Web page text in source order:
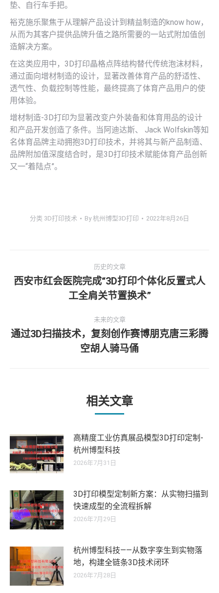
垫、自行车手把。
裕克施乐聚焦于从理解产品设计到精益制造的know how，
从而为其客户提供品牌升值之路所需要的一站式附加值创
造解决方案。
在这类应用中，3D打印晶格点阵结构替代传统泡沫材料，
通过面向增材制造的设计，显著改善体育产品的舒适性、
透气性、负载控制等性能，最终提高了体育产品用户的使
用体验。
增材制造-3D打印为显著改变户外装备和体育用品的设计
和产品开发创造了条件。当阿迪达斯、 Jack Wolfskin等知
名体育品牌主动拥抱3D打印技术，并将其与新产品制造、
品牌附加值深度结合时，是3D打印技术赋能体育产品创新
又一“着陆点”。
分类 3D打印技术 By杭州博型3D打印 2022年8月26日
章
航
历史的文章
历
史
文
章：
西安市红会医院完成“3D打印个体化反置式人
工全肩关节置换术”
未来的文章
未
来
通过3D扫描技术，复刻创作赛博朋克唐三彩腾
空胡人骑马俑
相关文章
高精度工业仿真展品模型3D打印定制-
杭州博型科技
2026年7月31日
3D打印模型定制新方案：从实物扫描到
快速成型的全流程拆解
2026年7月29日
杭州博型科技——从数字孪生到实物落
地，构建全链条3D技术闭环
2026年7月28日